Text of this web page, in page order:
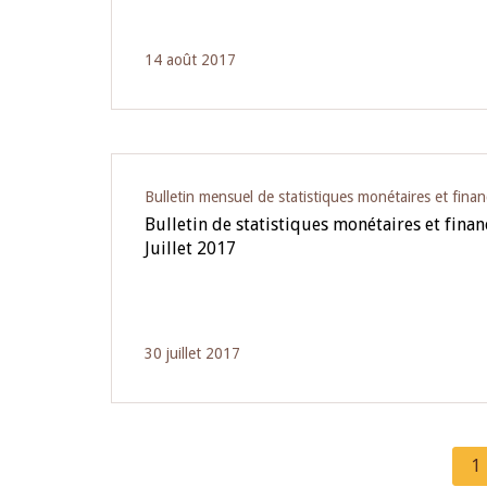
14 août 2017
Bulletin mensuel de statistiques monétaires et
Bulletin de statistiques monétaires et
Juillet 2017
30 juillet 2017
1